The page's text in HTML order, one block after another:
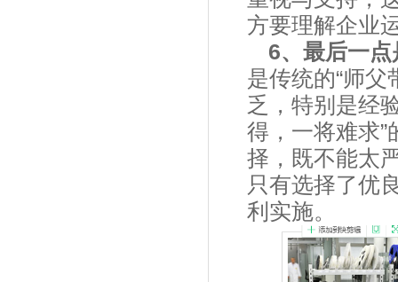
方要理解企业
6、最后一
是传统的“师
乏，特别是经
得，一将难求
择，既不能太
只有选择了优
利实施。